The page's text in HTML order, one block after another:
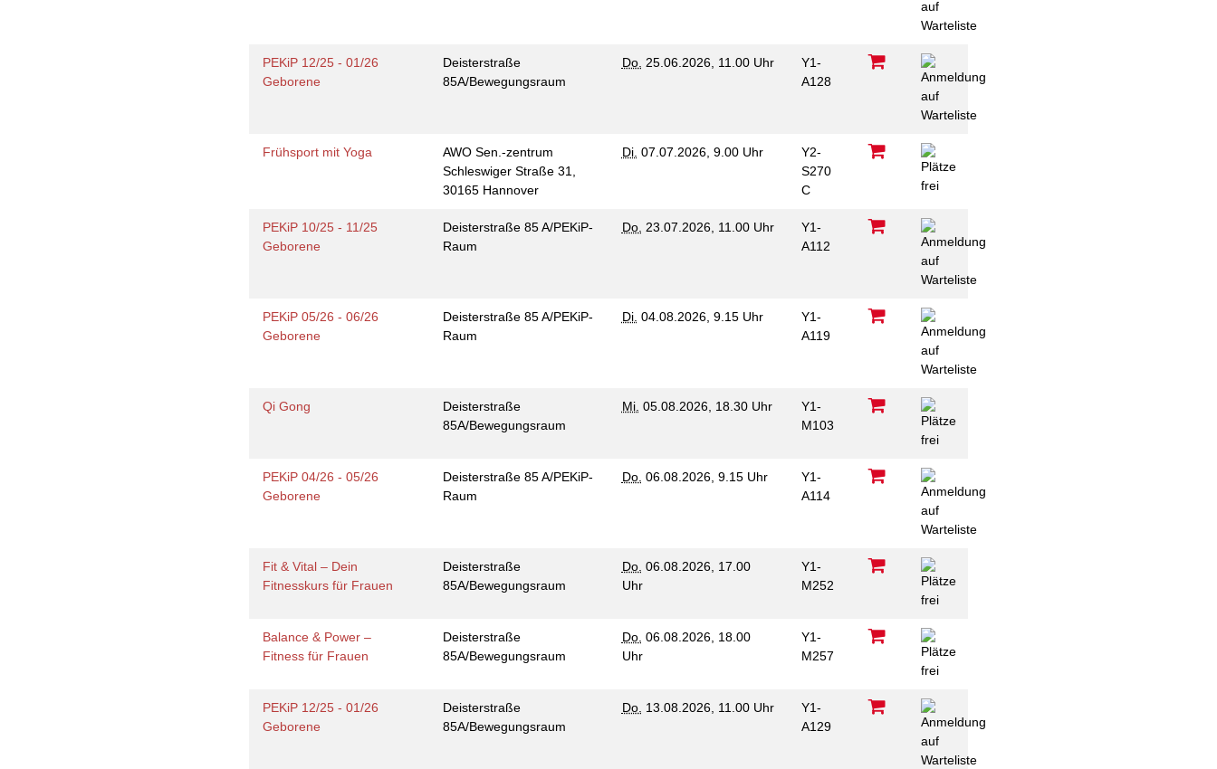
PEKiP 12/25 - 01/26
Geborene
Deisterstraße
85A/Bewegungsraum
Do. 25.06.2026, 11.00 Uhr
Y1-
A128
Frühsport mit Yoga
AWO Sen.-zentrum
Schleswiger Straße 31,
30165 Hannover
Di. 07.07.2026, 9.00 Uhr
Y2-
S270
C
PEKiP 10/25 - 11/25
Geborene
Deisterstraße 85 A/PEKiP-
Raum
Do. 23.07.2026, 11.00 Uhr
Y1-
A112
PEKiP 05/26 - 06/26
Geborene
Deisterstraße 85 A/PEKiP-
Raum
Di. 04.08.2026, 9.15 Uhr
Y1-
A119
Qi Gong
Deisterstraße
85A/Bewegungsraum
Mi. 05.08.2026, 18.30 Uhr
Y1-
M103
PEKiP 04/26 - 05/26
Geborene
Deisterstraße 85 A/PEKiP-
Raum
Do. 06.08.2026, 9.15 Uhr
Y1-
A114
Fit & Vital – Dein
Fitnesskurs für Frauen
Deisterstraße
85A/Bewegungsraum
Do. 06.08.2026, 17.00
Uhr
Y1-
M252
Balance & Power –
Fitness für Frauen
Deisterstraße
85A/Bewegungsraum
Do. 06.08.2026, 18.00
Uhr
Y1-
M257
PEKiP 12/25 - 01/26
Geborene
Deisterstraße
85A/Bewegungsraum
Do. 13.08.2026, 11.00 Uhr
Y1-
A129